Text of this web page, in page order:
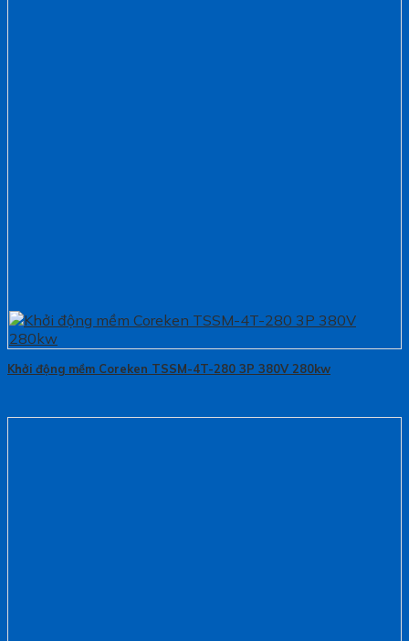
Khởi động mềm Coreken TSSM-4T-280 3P 380V 280kw